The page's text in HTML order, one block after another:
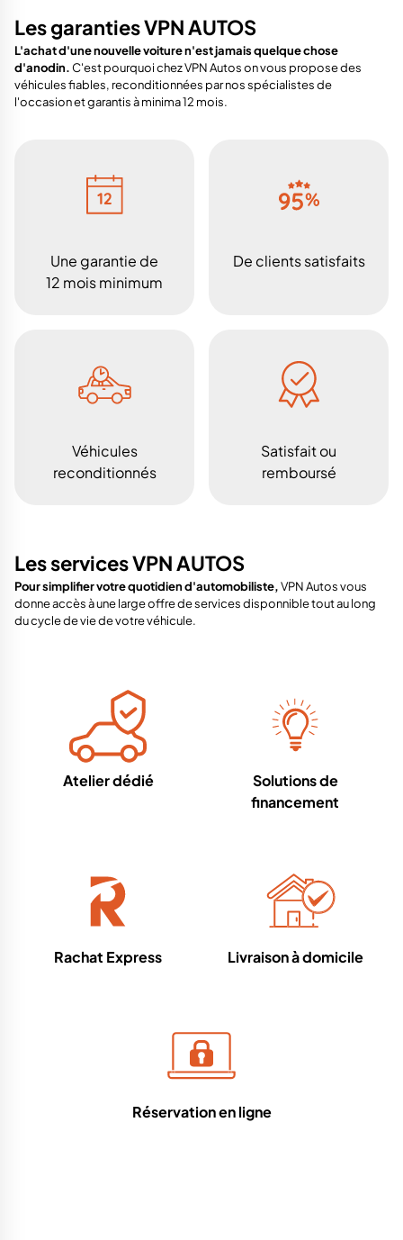
Les garanties VPN AUTOS
L'achat d'une nouvelle voiture n'est jamais quelque chose
d'anodin.C'est pourquoi chez VPN Autos on vous propose des
véhicules fiables, reconditionnées par nos spécialistes de
l'occasion et garantis à minima 12 mois.
Une garantie de
12 mois minimum
De clients satisfaits
Véhicules
reconditionnés
Satisfait ou
remboursé
Les services VPN AUTOS
Pour simplifier votre quotidien d'automobiliste,VPN Autos vous
donne accès à une large offre de services disponnible tout au long
du cycle de vie de votre véhicule.
Atelier dédié
Solutions de
financement
Rachat Express Livraison à domicile
Réservation en ligne